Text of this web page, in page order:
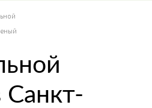
Санкт-